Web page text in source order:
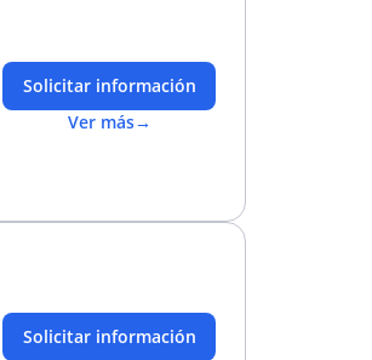
Solicitar información
Ver más→
Solicitar información